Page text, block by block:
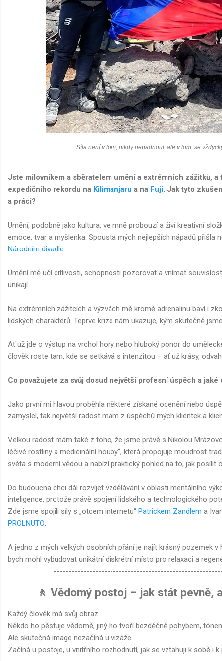
Síla není v tom, nikdy nepadnout, ale v tom, se
Jste milovníkem a sběratelem umění a extrémních zážitků, a
expedičního rekordu na Kilimanjaru a na Fuji. Jak tyto
a práci?
Umění, podobně jako kultura, ve mně probouzí a živí kreativní
emoce, tvar a myšlenka. Spousta mých nejlepších nápadů přišla
Národním divadle.
Umění mě učí citlivosti, schopnosti pozorovat a vnímat
unikají.
Na extrémních zážitcích a výzvách mě kromě adrenalinu baví i
lidských charakterů. Teprve krize nám ukazuje, kým skutečně
Ať už jde o výstup na vrchol hory nebo hluboký ponor do
člověk roste tam, kde se setkává s intenzitou – ať už krásy,
Co považujete za svůj dosud největší profesní úspěch a
Jako první mi hlavou proběhla některé získané ocenění nebo
zamyslel, tak největší radost mám z úspěchů mých klientek a
Velkou radost mám také z toho, že jsme právě s Nikolou
léčivé rostliny a medicinální houby“, která propojuje moudrost
světa s moderní vědou a nabízí praktický pohled na to, jak posílit
Do budoucna chci dál rozvíjet vzdělávání v oblasti mentálního
inteligence, protože právě spojení lidského a technologického
Zde jsme spojili síly s „otcem internetu“ Patrickem Zandlem a
PROLNUTO.
A jedno z mých velkých osobních přání je najít krásný pozemek v
bych mohl vybudovat unikátní diskrétní místo pro relaxaci a
🚶 Vědomý postoj – jak stát pevně,
Každý člověk má svůj obraz.
Někdo ho pěstuje vědomě, jiný ho tvoří bezděčně pohybem,
Ale skutečná image nezačíná u vizáže.
Začíná u postoje, u vnitřního rozhodnutí, jak se vztahuji k sobě i